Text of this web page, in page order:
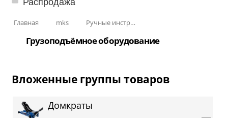
Главная mks Ручные инструменты
Грузоподъёмное оборудование
Вложенные группы товаров
Домкраты